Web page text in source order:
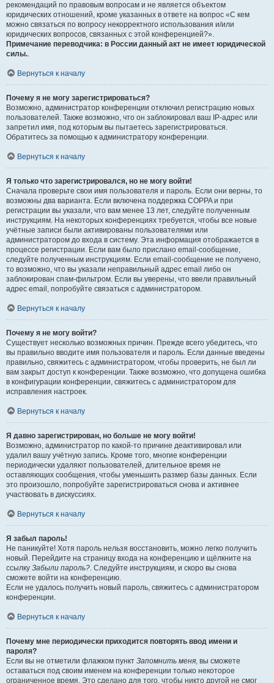
рекомендаций по правовым вопросам и не является объектом
юридических отношений, кроме указанных в ответе на вопрос «С кем
можно связаться по вопросу некорректного использования и/или
юридических вопросов, связанных с этой конференцией?».
Примечание переводчика: в России данный акт не имеет юридической
силы..
Вернуться к началу
Почему я не могу зарегистрироваться?
Возможно, администратор конференции отключил регистрацию новых
пользователей. Также возможно, что он заблокировал ваш IP-адрес или
запретил имя, под которым вы пытаетесь зарегистрироваться.
Обратитесь за помощью к администратору конференции.
Вернуться к началу
Я только что зарегистрировался, но не могу войти!
Сначала проверьте свои имя пользователя и пароль. Если они верны, то
возможны два варианта. Если включена поддержка COPPA и при
регистрации вы указали, что вам менее 13 лет, следуйте полученным
инструкциям. На некоторых конференциях требуется, чтобы все новые
учётные записи были активированы пользователями или
администратором до входа в систему. Эта информация отображается в
процессе регистрации. Если вам было прислано email-сообщение,
следуйте полученным инструкциям. Если email-сообщение не получено,
то возможно, что вы указали неправильный адрес email либо он
заблокирован спам-фильтром. Если вы уверены, что ввели правильный
адрес email, попробуйте связаться с администратором.
Вернуться к началу
Почему я не могу войти?
Существует несколько возможных причин. Прежде всего убедитесь, что
вы правильно вводите имя пользователя и пароль. Если данные введены
правильно, свяжитесь с администратором, чтобы проверить, не был ли
вам закрыт доступ к конференции. Также возможно, что допущена ошибка
в конфигурации конференции, свяжитесь с администратором для
исправления настроек.
Вернуться к началу
Я давно зарегистрирован, но больше не могу войти!
Возможно, администратор по какой-то причине деактивировал или
удалил вашу учётную запись. Кроме того, многие конференции
периодически удаляют пользователей, длительное время не
оставляющих сообщения, чтобы уменьшить размер базы данных. Если
это произошло, попробуйте зарегистрироваться снова и активнее
участвовать в дискуссиях.
Вернуться к началу
Я забыл пароль!
Не паникуйте! Хотя пароль нельзя восстановить, можно легко получить
новый. Перейдите на страницу входа на конференцию и щёлкните на
ссылку Забыли пароль?. Следуйте инструкциям, и скоро вы снова
сможете войти на конференцию.
Если не удалось получить новый пароль, свяжитесь с администратором
конференции.
Вернуться к началу
Почему мне периодически приходится повторять ввод имени и
пароля?
Если вы не отметили флажком пункт Запомнить меня, вы сможете
оставаться под своим именем на конференции только некоторое
ограниченное время. Это сделано для того, чтобы никто другой не смог